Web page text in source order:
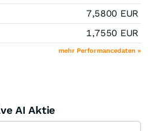
7,5800 EUR
1,7550 EUR
mehr Performancedaten »
AI Aktie